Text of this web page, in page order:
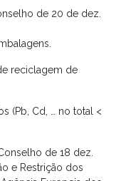
de 20 de dez.
reciclagem de
(Pb, Cd, … no total <
de 18 dez.
e Restrição dos